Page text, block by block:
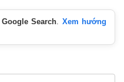
Google Search. Xem hướng